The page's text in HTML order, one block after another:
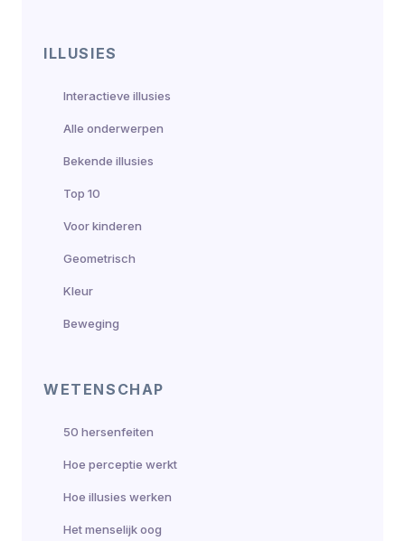
ILLUSIES
Interactieve illusies
Alle onderwerpen
Bekende illusies
Top 10
Voor kinderen
Geometrisch
Kleur
Beweging
WETENSCHAP
50 hersenfeiten
Hoe perceptie werkt
Hoe illusies werken
Het menselijk oog